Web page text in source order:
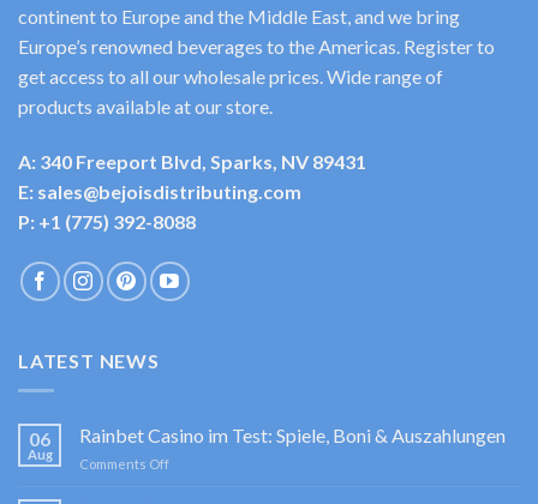
continent to Europe and the Middle East, and we bring
Europe’s renowned beverages to the Americas. Register to
get access to all our wholesale prices. Wide range of
products available at our store.
A: 340 Freeport Blvd, Sparks, NV 89431
E: sales@bejoisdistributing.com
P: +1 (775) 392-8088
LATEST NEWS
06
Aug
Rainbet Casino im Test: Spiele, Boni & Auszahlungen
Comments Offon